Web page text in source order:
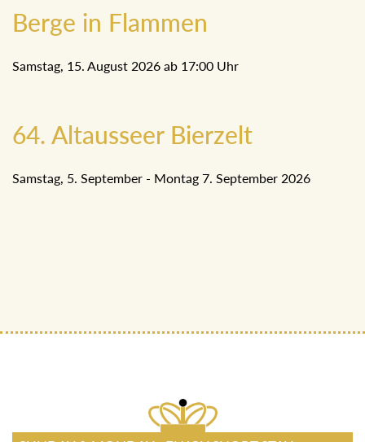
Berge in Flammen
Samstag, 15. August 2026 ab 17:00 Uhr
64. Altausseer Bierzelt
Samstag, 5. September - Montag 7. September 2026